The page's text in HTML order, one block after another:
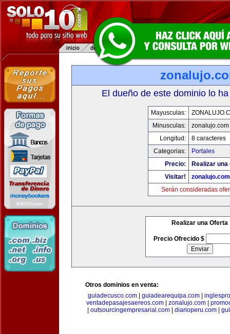
El dueño de este dominio lo
Mayusculas:
Minusculas:
zonalujo.com
Longitud:
8 caracteres
Categorias:
Portales
Precio:
Realizar
Visitar!
zonalujo.com
Serán consideradas
Realizar una Oferta
Precio Ofrecido $
Otros dominios en venta:
guiadecusco.com
guiadearequipa.com
ventadepasajesaereos.com
zonalujo.com
outsourcingempresarial.com| diarioperu.com|